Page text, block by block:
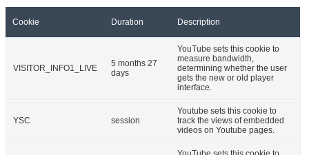
Cookie Duration Description
VISITOR_INFO1_LIVE
5 months 27
days
YouTube sets this cookie to
measure bandwidth,
determining whether the user
gets the new or old player
interface.
YSC session
Youtube sets this cookie to
track the views of embedded
videos on Youtube pages.